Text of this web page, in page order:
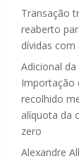
Transação
reaberto
dívidas com
Adicional da
Importação
recolhido
alíquota da
zero
Alexandre